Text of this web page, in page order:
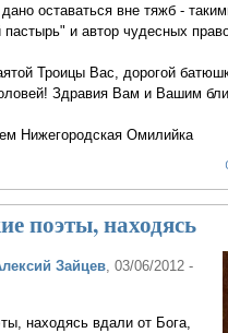
оставаться вне тяжб -
и автор чудесных
Троицы Вас, дорогой
Здравия Вам и Вашим
Нижегородская Омилийка
поэты, находясь
Зайцев, 03/06/2012 -
находясь вдали от Бога,